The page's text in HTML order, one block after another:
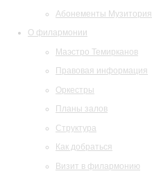
Абонементы Музитория
О филармонии
Маэстро Темирканов
Правовая информация
Оркестры
Планы залов
Структура
Как добраться
Визит в филармонию